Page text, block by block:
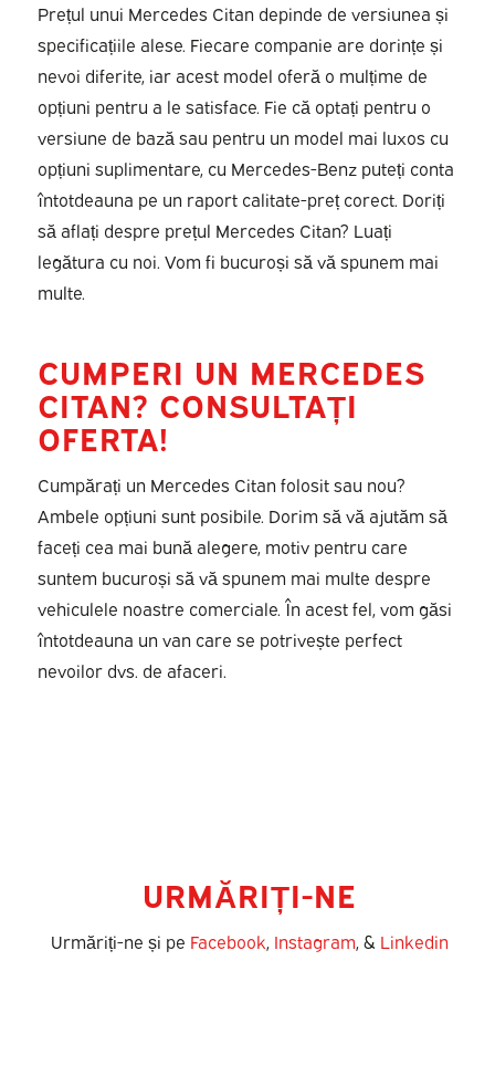
Prețul unui Mercedes Citan depinde de versiunea și
specificațiile alese. Fiecare companie are dorințe și
nevoi diferite, iar acest model oferă o mulțime de
opțiuni pentru a le satisface. Fie că optați pentru o
versiune de bază sau pentru un model mai luxos cu
opțiuni suplimentare, cu Mercedes-Benz puteți conta
întotdeauna pe un raport calitate-preț corect. Doriți
să aflați despre prețul Mercedes Citan? Luați
legătura cu noi. Vom fi bucuroși să vă spunem mai
multe.
CUMPERI UN MERCEDES
CITAN? CONSULTAȚI
OFERTA!
Cumpărați un Mercedes Citan folosit sau nou?
Ambele opțiuni sunt posibile. Dorim să vă ajutăm să
faceți cea mai bună alegere, motiv pentru care
suntem bucuroși să vă spunem mai multe despre
vehiculele noastre comerciale. În acest fel, vom găsi
întotdeauna un van care se potrivește perfect
nevoilor dvs. de afaceri.
URMĂRIȚI-NE
Urmăriți-ne și pe Facebook, Instagram, & Linkedin